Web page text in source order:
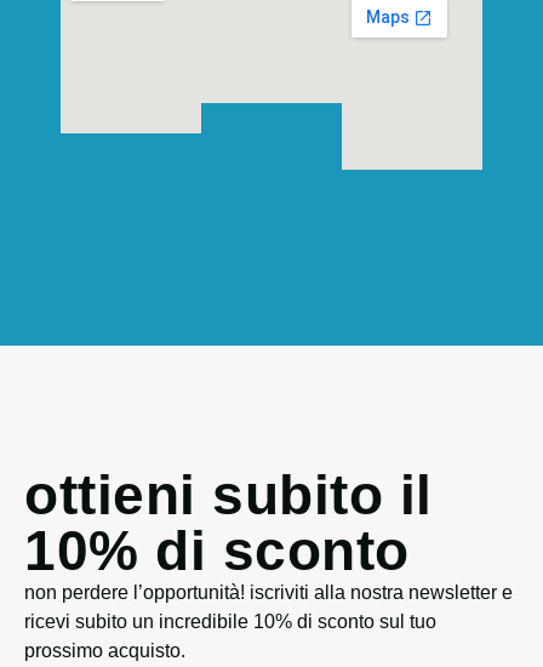
ottieni subito il
10% di sconto
non perdere l’opportunità! iscriviti alla nostra newsletter e
ricevi subito un incredibile 10% di sconto sul tuo
prossimo acquisto.